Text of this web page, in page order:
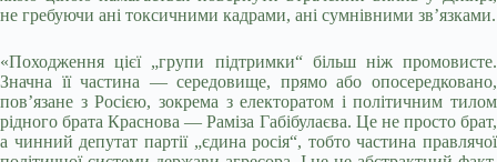
не гребуючи ані токсичними кадрами, ані сумнівними зв’язками.
«Походження цієї „групи підтримки“ більш ніж промовисте.
Значна її частина — середовище, прямо або опосередковано,
пов’язане з Росією, зокрема з електоратом і політичним тилом
рідного брата Краснова — Раміза Габібулаєва. Це не просто брат,
а чинний депутат партії „єдина росія“, тобто частина правлячої